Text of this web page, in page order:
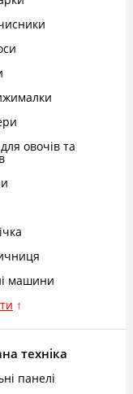
овочів та
машини
↑
техніка
панелі